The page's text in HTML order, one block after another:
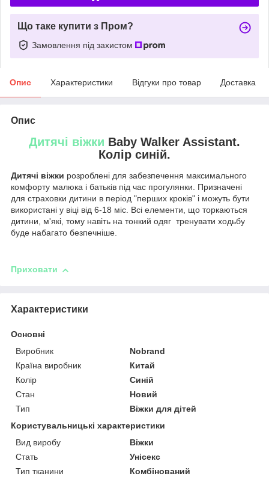
Що таке купити з Пром?
Замовлення під захистом
Опис Характеристики Відгуки про товар Доставка
Опис
Дитячі віжки Baby Walker Assistant.
Колір синій.
Дитячі віжки розроблені для забезпечення максимального
комфорту малюка і батьків під час прогулянки. Призначені
для страховки дитини в період "перших кроків" і можуть бути
використані у віці від 6-18 міс. Всі елементи, що торкаються
дитини, м'які, тому навіть на тонкий одяг тренувати ходьбу
буде набагато безпечніше.
Приховати
Характеристики
Основні
Виробник
Nobrand
Країна виробник
Китай
Колір
Синій
Стан
Новий
Тип
Віжки для дітей
Користувальницькі характеристики
Вид виробу
Віжки
Стать
Унісекс
Тип тканини
Комбінований